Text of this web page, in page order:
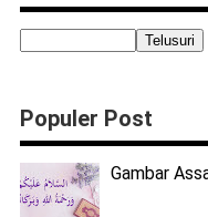
Populer Post
Gambar